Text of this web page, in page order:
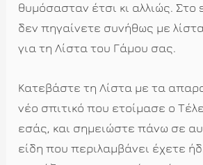
θυμόσασταν έτσι κι αλλιώς.
δεν πηγαίνετε συνήθως με
για τη Λίστα του Γάμου σας.
Κατεβάστε τη Λίστα με τα
νέο σπιτικό που ετοίμασε ο
εσάς, και σημειώστε πάνω σε
είδη που περιλαμβάνει έχετε